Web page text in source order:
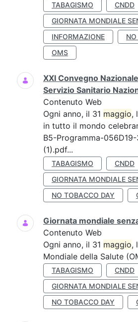
TABAGISMO
CNDD
GIORNATA MONDIALE
INFORMAZIONE
OMS
XXI Convegno
Servizio Sanitario
Contenuto Web
Ogni anno, il 31 maggio,
in tutto il mondo
B5-Programma-
(1).pdf...
TABAGISMO
CNDD
GIORNATA MONDIALE
NO TOBACCO DAY
Giornata mondiale
Contenuto Web
Ogni anno, il 31 maggio,
Mondiale della Salute
TABAGISMO
CNDD
GIORNATA MONDIALE
NO TOBACCO DAY